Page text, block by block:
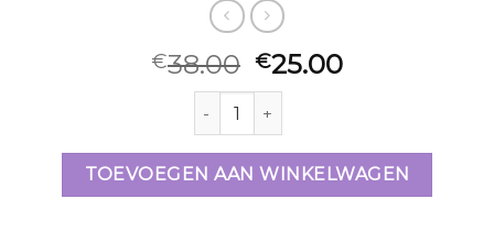
€38.00 €25.00
handtas flora en co aantal
TOEVOEGEN AAN WINKELWAGEN